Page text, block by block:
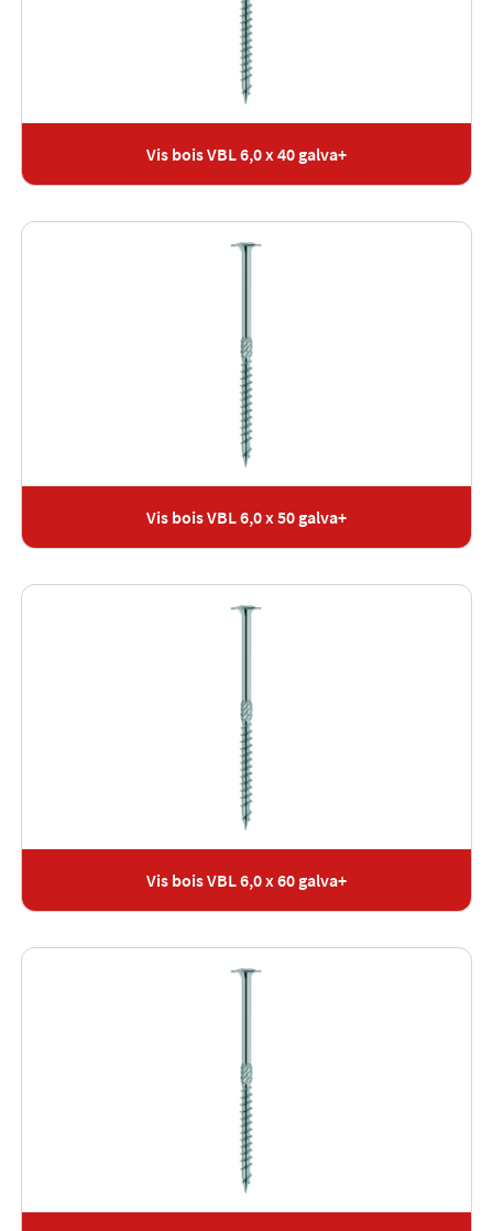
Vis bois VBL 6,0 x 40 galva+
Vis bois VBL 6,0 x 50 galva+
Vis bois VBL 6,0 x 60 galva+